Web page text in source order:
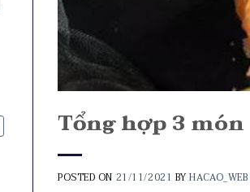
Tổng hợp 3
POSTED ON 21/11/2021 BYHACAO_WEB